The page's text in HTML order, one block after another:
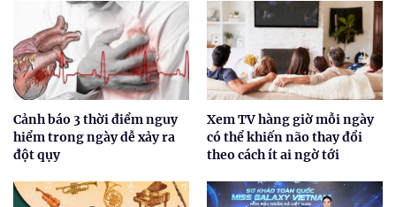
Cảnh báo 3 thời điểm nguy
hiểm trong ngày dễ xảy ra
đột qụy
Xem TV hàng giờ mỗi ngày
có thể khiến não thay đổi
theo cách ít ai ngờ tới